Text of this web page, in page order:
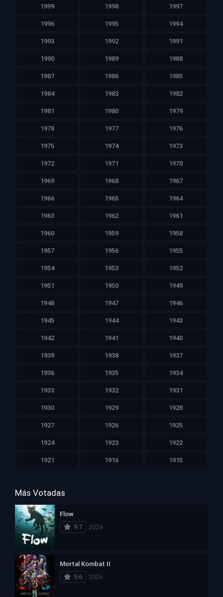
1999 1998 1997
1996 1995 1994
1993 1992 1991
1990 1989 1988
1987 1986 1985
1984 1983 1982
1981 1980 1979
1978 1977 1976
1975 1974 1973
1972 1971 1970
1969 1968 1967
1966 1965 1964
1963 1962 1961
1960 1959 1958
1957 1956 1955
1954 1953 1952
1951 1950 1949
1948 1947 1946
1945 1944 1943
1942 1941 1940
1939 1938 1937
1936 1935 1934
1933 1932 1931
1930 1929 1928
1927 1926 1925
1924 1923 1922
1921 1916 1915
Más Votadas
Flow
9.7
2024
Mortal Kombat II
9.6
2026